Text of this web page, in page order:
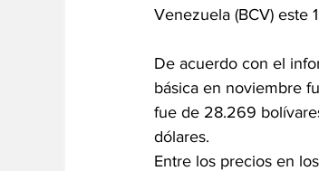
Venezuela (BCV) este
De acuerdo con el
básica en noviembre
fue de 28.269
dólares.
Entre los precios en